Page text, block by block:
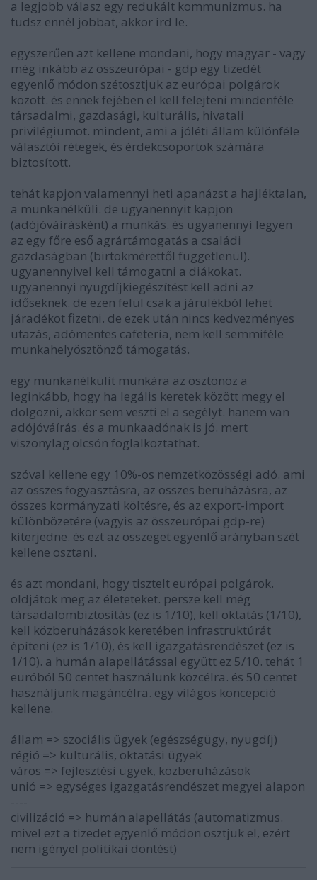
a legjobb válasz egy redukált kommunizmus. ha
tudsz ennél jobbat, akkor írd le.
egyszerűen azt kellene mondani, hogy magyar - vagy
még inkább az összeurópai - gdp egy tizedét
egyenlő módon szétosztjuk az európai polgárok
között. és ennek fejében el kell felejteni mindenféle
társadalmi, gazdasági, kulturális, hivatali
privilégiumot. mindent, ami a jóléti állam különféle
választói rétegek, és érdekcsoportok számára
biztosított.
tehát kapjon valamennyi heti apanázst a hajléktalan,
a munkanélküli. de ugyanennyit kapjon
(adójóváírásként) a munkás. és ugyanennyi legyen
az egy főre eső agrártámogatás a családi
gazdaságban (birtokmérettől függetlenül).
ugyanennyivel kell támogatni a diákokat.
ugyanennyi nyugdíjkiegészítést kell adni az
időseknek. de ezen felül csak a járulékból lehet
járadékot fizetni. de ezek után nincs kedvezményes
utazás, adómentes cafeteria, nem kell semmiféle
munkahelyösztönző támogatás.
egy munkanélkülit munkára az ösztönöz a
leginkább, hogy ha legális keretek között megy el
dolgozni, akkor sem veszti el a segélyt. hanem van
adójóváírás. és a munkaadónak is jó. mert
viszonylag olcsón foglalkoztathat.
szóval kellene egy 10%-os nemzetközösségi adó. ami
az összes fogyasztásra, az összes beruházásra, az
összes kormányzati költésre, és az export-import
különbözetére (vagyis az összeurópai gdp-re)
kiterjedne. és ezt az összeget egyenlő arányban szét
kellene osztani.
és azt mondani, hogy tisztelt európai polgárok.
oldjátok meg az életeteket. persze kell még
társadalombiztosítás (ez is 1/10), kell oktatás (1/10),
kell közberuházások keretében infrastruktúrát
építeni (ez is 1/10), és kell igazgatásrendészet (ez is
1/10). a humán alapellátással együtt ez 5/10. tehát 1
euróból 50 centet használunk közcélra. és 50 centet
használjunk magáncélra. egy világos koncepció
kellene.
állam => szociális ügyek (egészségügy, nyugdíj)
régió => kulturális, oktatási ügyek
város => fejlesztési ügyek, közberuházások
unió => egységes igazgatásrendészet megyei alapon
----
civilizáció => humán alapellátás (automatizmus.
mivel ezt a tizedet egyenlő módon osztjuk el, ezért
nem igényel politikai döntést)